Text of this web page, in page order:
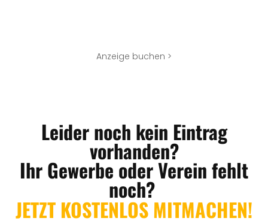
Anzeige buchen >
Leider noch kein Eintrag
vorhanden?
Ihr Gewerbe oder Verein fehlt
noch?
JETZT KOSTENLOS MITMACHEN!